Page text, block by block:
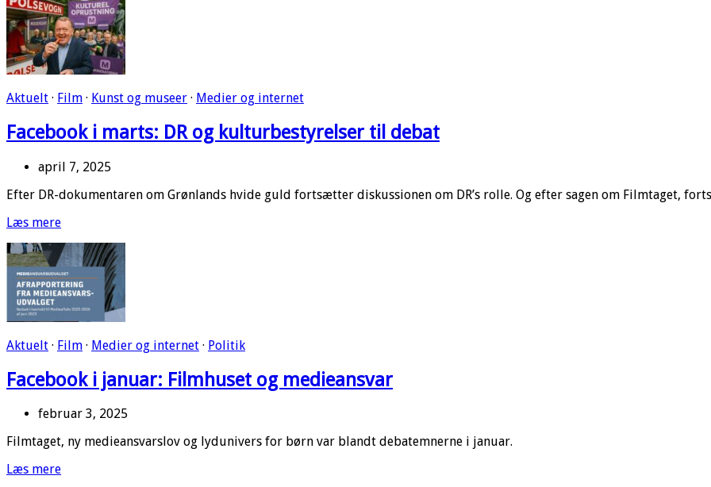
Aktuelt · Film · Kunst og museer · Medier og internet
Facebook i marts: DR og kulturbestyrelser til debat
april 7, 2025
Efter DR-dokumentaren om Grønlands hvide guld fortsætter diskussionen om DR’s rolle. Og efter sagen om Filmtaget,
Læs mere
Aktuelt · Film · Medier og internet · Politik
Facebook i januar: Filmhuset og medieansvar
februar 3, 2025
Filmtaget, ny medieansvarslov og lydunivers for børn var blandt debatemnerne i januar.
Læs mere